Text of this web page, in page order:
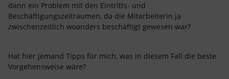
dann ein Problem mit den Eintritts- und
Beschäftigungszeiträumen, da die Mitarbeiterin ja
zwischenzeitlich woanders beschäftigt gewesen war?
Hat hier jemand Tipps für mich, was in diesem Fall die beste
Vorgehensweise wäre?